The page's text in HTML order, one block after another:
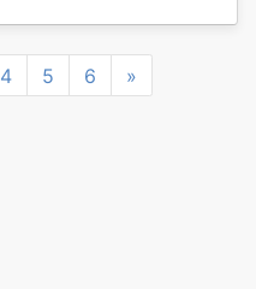
4 5 6 »